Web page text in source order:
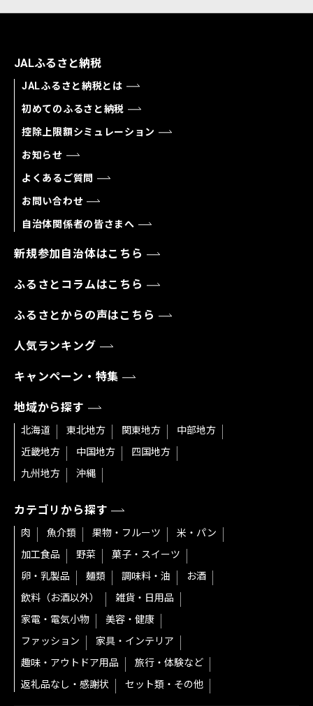
JALふるさと納税
JALふるさと納税とは
初めてのふるさと納税
控除上限額シミュレーション
お知らせ
よくあるご質問
お問い合わせ
自治体関係者の皆さまへ
新規参加自治体はこちら
ふるさとコラムはこちら
ふるさとからの声はこちら
人気ランキング
キャンペーン・特集
地域から探す
北海道 東北地方 関東地方
中部地方
近畿地方
中国地方
四国地方
九州地方
沖縄
カテゴリから探す
肉 魚介類 果物・フルーツ
米・パン
加工食品
野菜
菓子・スイーツ
卵・乳製品
麺類 調味料・油
お酒
飲料（お酒以外）
雑貨・日用品
家電・電気小物
美容・健康
ファッション
家具・インテリア
趣味・アウトドア用品
旅行・体験など
返礼品なし・感謝状
セット類・その他